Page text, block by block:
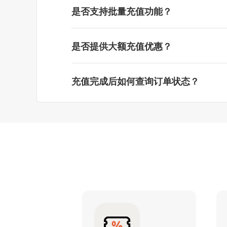
是否支持批量充值功能？
是否提供大额充值优惠？
充值完成后如何查询订单状态？